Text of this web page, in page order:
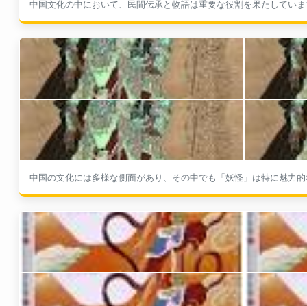
中国の文化には多様な側面があり、その中でも「妖怪」は特に魅力